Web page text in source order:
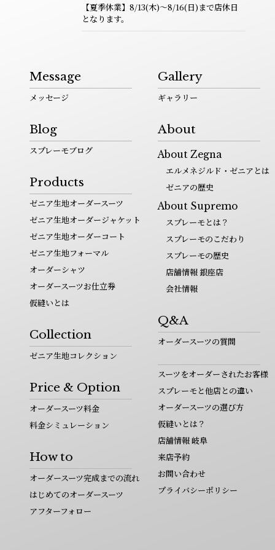
【夏季休業】8/13(木)～8/16(日)まで店休日
となります。
Message
メッセージ
Blog
スプレーモブログ
Products
ゼニア生地オーダースーツ
ゼニア生地オーダージャケット
ゼニア生地オーダーコート
ゼニア生地フォーマル
オーダーシャツ
オーダースーツお仕立券
仮縫いとは
Collection
ゼニア生地コレクション
Price & Option
オーダースーツ料金
料金シミュレーション
How to
オーダースーツ完成までの流れ
はじめてのオーダースーツ
アフターフォロー
Gallery
ギャラリー
About
About Zegna
エルメネジルド・ゼニアとは
ゼニアの歴史
About Supremo
スプレーモとは？
スプレーモのこだわり
スプレーモの歴史
店舗情報 銀座店
会社情報
Q&A
オーダースーツの質問
スーツをオーダーされたお客様
スプレーモと他店との違い
オーダースーツの選び方
仮縫いとは？
店舗情報 岐阜
来店予約
お問い合わせ
プライバシーポリシー